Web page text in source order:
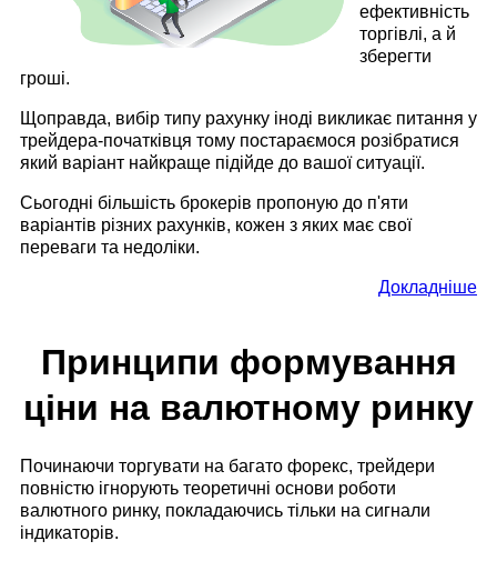
ефективність
торгівлі, а й
зберегти
гроші.
Щоправда, вибір типу рахунку іноді викликає питання у
трейдера-початківця тому постараємося розібратися
який варіант найкраще підійде до вашої ситуації.
Сьогодні більшість брокерів пропоную до п'яти
варіантів різних рахунків, кожен з яких має свої
переваги та недоліки.
Докладніше
Принципи формування
ціни на валютному ринку
Починаючи торгувати на багато форекс, трейдери
повністю ігнорують теоретичні основи роботи
валютного ринку, покладаючись тільки на сигнали
індикаторів.